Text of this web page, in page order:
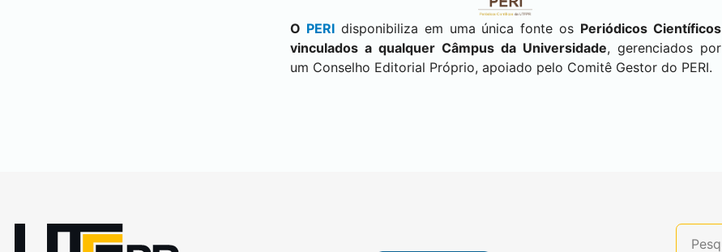
O PERI disponibiliza em uma única fonte os Periódicos Científicos
vinculados a qualquer Câmpus da Universidade, gerenciados por
um Conselho Editorial Próprio, apoiado pelo Comitê Gestor do PERI.